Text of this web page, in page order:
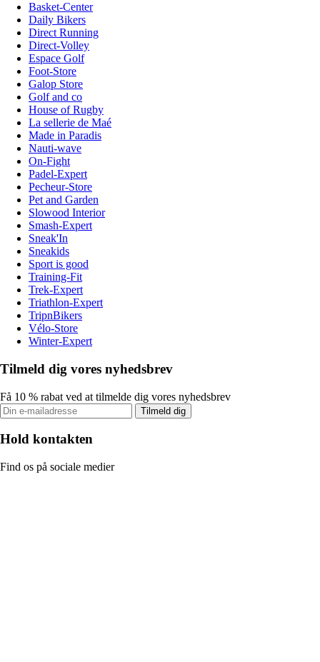
Basket-Center
Daily Bikers
Direct Running
Direct-Volley
Espace Golf
Foot-Store
Galop Store
Golf and co
House of Rugby
La sellerie de Maé
Made in Paradis
Nauti-wave
On-Fight
Padel-Expert
Pecheur-Store
Pet and Garden
Slowood Interior
Smash-Expert
Sneak'In
Sneakids
Sport is good
Training-Fit
Trek-Expert
Triathlon-Expert
TripnBikers
Vélo-Store
Winter-Expert
Tilmeld dig vores nyhedsbrev
Få 10 % rabat ved at tilmelde dig vores nyhedsbrev
Tilmeld dig
Hold kontakten
Find os på sociale medier